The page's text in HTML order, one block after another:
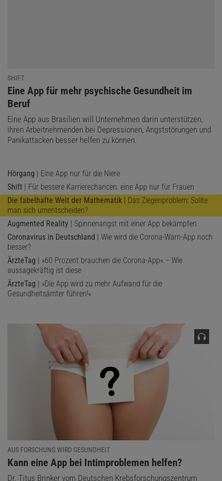
1. Wie groß ist die Gewinnchance bei diesem Spiel?
2. Wie groß ist die Gewinnchance bei dem Spiel mit sechs Karten
und den Zahlen 1, 2, 3, 4, 5 und 6?
SHIFT
:
Eine App für mehr psychische Gesundheit im
Beruf
Eine App aus Brasilien will Unternehmen darin unterstützen,
ihren Arbeitnehmenden bei Depressionen, Angststörungen und
Panikattacken besser helfen zu können.
Hörgang | Eine App nur für die Niere
Shift | Für bessere Karrierechancen: eine App nur für Frauen
Die fabelhafte Welt der Mathematik | Das Ziegenproblem: Sollte
man sich umentscheiden?
Augmented Reality | Spinnenangst mit einer App bekämpfen
Coronavirus in Deutschland
| Wie wird die Corona-Warn-App noch
besser?
ÄrzteTag | »60 Prozent brauchen die Corona-App« – Wie
aussagekräftig ist diese
ÄrzteTag | »Die App wird zu mehr Aufwand für die
Gesundheitsämter führen!«
AUS FORSCHUNG WIRD GESUNDHEIT
:Kann eine App bei Intimproblemen helfen?
Dr. Titus Brinker vom Deutschen Krebsforschungszentrum